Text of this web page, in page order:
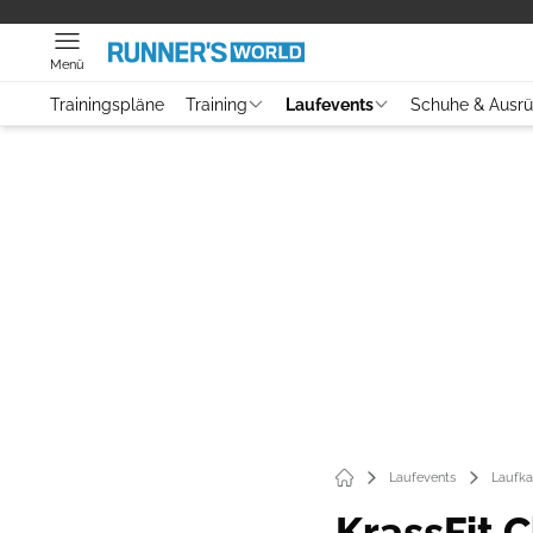
Menü
Trainingspläne Training Laufevents Schuhe &
Laufevents